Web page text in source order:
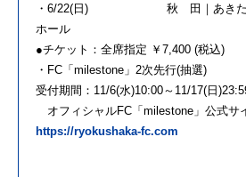
・6/22(日) 秋 田｜あきた芸
ホール
●チケット：全席指定 ￥7,400 (税込)
・FC「milestone」2次先行(抽選)
受付期間：11/6(水)10:00～11/17(日
オフィシャルFC「milestone」公式サ
https://ryokushaka-fc.com